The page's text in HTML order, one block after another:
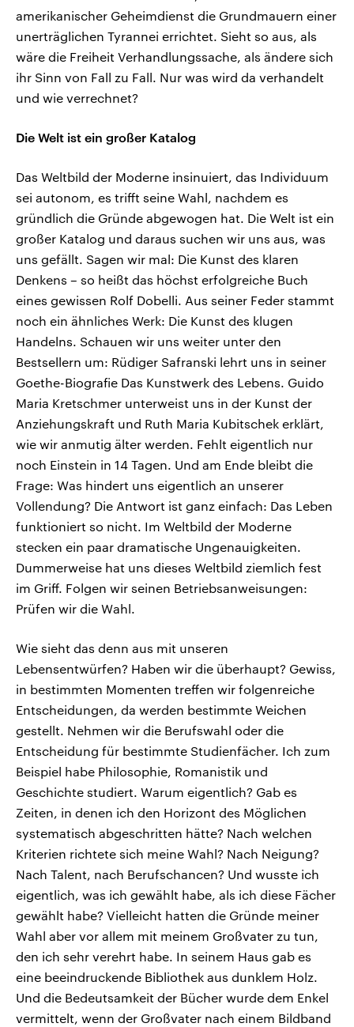
amerikanischer Geheimdienst die Grundmauern einer
unerträglichen Tyrannei errichtet. Sieht so aus, als
wäre die Freiheit Verhandlungssache, als ändere sich
ihr Sinn von Fall zu Fall. Nur was wird da verhandelt
und wie verrechnet?
Die Welt ist ein großer Katalog
Das Weltbild der Moderne insinuiert, das Individuum
sei autonom, es trifft seine Wahl, nachdem es
gründlich die Gründe abgewogen hat. Die Welt ist ein
großer Katalog und daraus suchen wir uns aus, was
uns gefällt. Sagen wir mal: Die Kunst des klaren
Denkens – so heißt das höchst erfolgreiche Buch
eines gewissen Rolf Dobelli. Aus seiner Feder stammt
noch ein ähnliches Werk: Die Kunst des klugen
Handelns. Schauen wir uns weiter unter den
Bestsellern um: Rüdiger Safranski lehrt uns in seiner
Goethe-Biografie Das Kunstwerk des Lebens. Guido
Maria Kretschmer unterweist uns in der Kunst der
Anziehungskraft und Ruth Maria Kubitschek erklärt,
wie wir anmutig älter werden. Fehlt eigentlich nur
noch Einstein in 14 Tagen. Und am Ende bleibt die
Frage: Was hindert uns eigentlich an unserer
Vollendung? Die Antwort ist ganz einfach: Das Leben
funktioniert so nicht. Im Weltbild der Moderne
stecken ein paar dramatische Ungenauigkeiten.
Dummerweise hat uns dieses Weltbild ziemlich fest
im Griff. Folgen wir seinen Betriebsanweisungen:
Prüfen wir die Wahl.
Wie sieht das denn aus mit unseren
Lebensentwürfen? Haben wir die überhaupt? Gewiss,
in bestimmten Momenten treffen wir folgenreiche
Entscheidungen, da werden bestimmte Weichen
gestellt. Nehmen wir die Berufswahl oder die
Entscheidung für bestimmte Studienfächer. Ich zum
Beispiel habe Philosophie, Romanistik und
Geschichte studiert. Warum eigentlich? Gab es
Zeiten, in denen ich den Horizont des Möglichen
systematisch abgeschritten hätte? Nach welchen
Kriterien richtete sich meine Wahl? Nach Neigung?
Nach Talent, nach Berufschancen? Und wusste ich
eigentlich, was ich gewählt habe, als ich diese Fächer
gewählt habe? Vielleicht hatten die Gründe meiner
Wahl aber vor allem mit meinem Großvater zu tun,
den ich sehr verehrt habe. In seinem Haus gab es
eine beeindruckende Bibliothek aus dunklem Holz.
Und die Bedeutsamkeit der Bücher wurde dem Enkel
vermittelt, wenn der Großvater nach einem Bildband